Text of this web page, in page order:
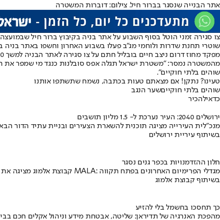
אתר הבנייה שנסגר בברור חיל. צילום: דוברות המשטרה
צו סגירה זמני הוטל בסוף השבוע על אתר בניה בקיבוץ ברור חיל
שוטרי תחנת שדרות ולוחמי מג"ב פעלו בשבוע האחרון וחשפו באתר בניה
מפקד מחוז דרום ניצב חיים בובליל חתם על צו סגירה לאתר הבניה למשך 30 ימים.
מהמשטרה נמסר: "משטרת ישראל תגלה אפס סובלנות כנגד מי שמפר את
שוהים בלתי חוקיים".
טעינו? נתקן! אם מצאתם טעות בכתבה, נשמח שתשתפו אותנו
שוהים בלתי חוקייםשער הנגב
כדאילהכיר
ירושלים 2040: העיר נערכת ל- 1.5 מליון תושבים
מנכ"לית העירייה מציגה תוכנית להשארת הצעירים ובניית עתיד הדור
בשיתוף עיריית ירושלים
חלון ההזדמנויות בכפר גנים נסגר
קבוצת אלמוג מציגה את פרויקט MALA: מגדלי הפרימיום האחרונים בפתח תקווה
בשיתוף קבוצת אלמוג
כך תחסכו בחשמל בלי להזיע
מהפכת האנרגיה של תדיראן: שליטה, אבטחת מידע וניהול אקלים חכם